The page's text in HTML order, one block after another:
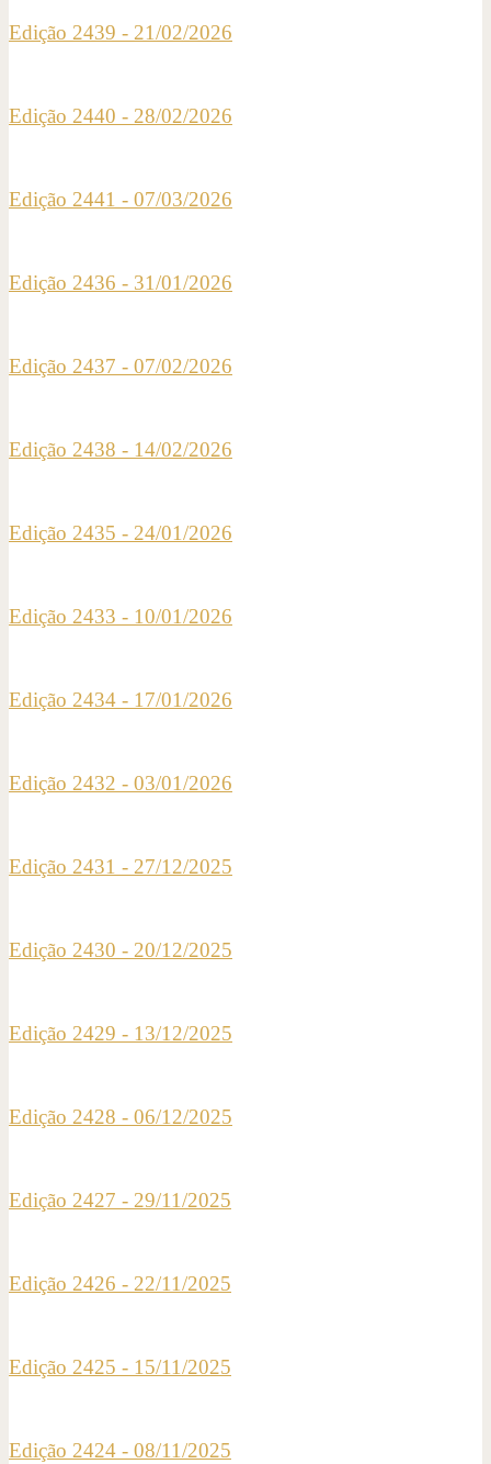
Edição 2439 - 21/02/2026
Edição 2440 - 28/02/2026
Edição 2441 - 07/03/2026
Edição 2436 - 31/01/2026
Edição 2437 - 07/02/2026
Edição 2438 - 14/02/2026
Edição 2435 - 24/01/2026
Edição 2433 - 10/01/2026
Edição 2434 - 17/01/2026
Edição 2432 - 03/01/2026
Edição 2431 - 27/12/2025
Edição 2430 - 20/12/2025
Edição 2429 - 13/12/2025
Edição 2428 - 06/12/2025
Edição 2427 - 29/11/2025
Edição 2426 - 22/11/2025
Edição 2425 - 15/11/2025
Edição 2424 - 08/11/2025